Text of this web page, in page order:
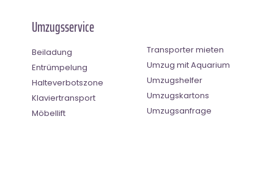
Umzugsservice
Beiladung
Entrümpelung
Halteverbotszone
Klaviertransport
Möbellift
Transporter mieten
Umzug mit Aquarium
Umzugshelfer
Umzugskartons
Umzugsanfrage